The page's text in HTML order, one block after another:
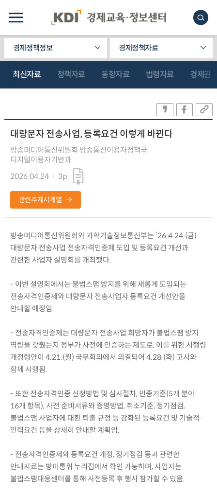
경제정책정보 경제정책자료
최신자료 정책자료 동향자료 법령자료 경제관
대량문자 전송사업, 등록요건 이렇게 바뀐다
방송미디어통신위원회 방송통신이용자정책국
디지털이용자기반과
2026.04.24
3p
관련주제시계열
방송미디어통신위원회와 과학기술정보통신부는 ’26.4.24.(금)
대량문자 전송사업 전송자격인증제 도입 및 등록요건 개선과
관련한 사업자 설명회를 개최했다.
- 이번 설명회에서는 불법스팸 방지를 위해 새롭게 도입되는
전송자격인증제와 대량문자 전송사업자 등록요건 개선안을
안내할 예정임.
- 전송자격인증제는 대량문자 전송사업 희망자가 불법스팸 방지
역량을 갖췄는지 정부가 사전에 인증하는 제도로, 이를 위한 시행령
개정령안이 4.21.(월) 국무회의에서 의결되어 4.28.(화) 고시와
함께 시행됨.
- 또한 전송자격인증 신청방법 및 심사절차, 인증기준(5개 분야
16개 항목), 사전 준비서류와 증명방법, 취소기준, 정기점검,
불법스팸 사업자에 대한 퇴출 규정 등 강화된 등록요건 및 기술적·
인력요건 등을 상세히 안내할 계획임.
- 전송자격인증제와 등록요건 개정, 정기점검 등과 관련한
안내자료는 방미통위 누리집에서 확인 가능하며, 사업자는
불법스팸대응센터를 통해 사전등록 후 행사 참가할 수 있음.